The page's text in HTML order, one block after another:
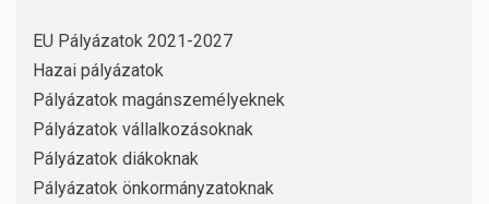
EU Pályázatok 2021-2027
Hazai pályázatok
Pályázatok magánszemélyeknek
Pályázatok vállalkozásoknak
Pályázatok diákoknak
Pályázatok önkormányzatoknak